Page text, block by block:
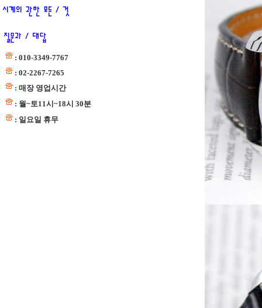
: 010-3349-7767
: 02-2267-7265
: 매장 영업시간
: 월~토11시~18시 30분
: 일요일 휴무